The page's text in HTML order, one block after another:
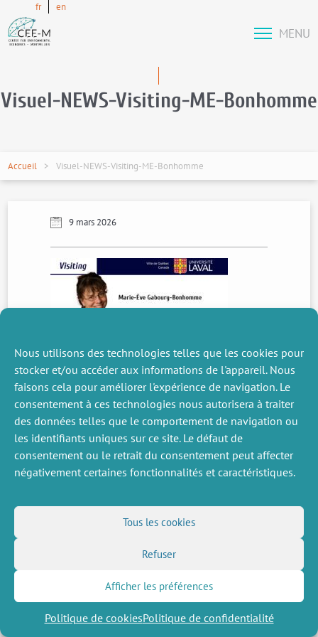
Nous utilisons des technologies telles que les cookies pour
stocker et/ou accéder aux informations de l'appareil. Nous
faisons cela pour améliorer l'expérience de navigation. Le
consentement à ces technologies nous autorisera à traiter
des données telles que le comportement de navigation ou
les identifiants uniques sur ce site. Le défaut de
consentement ou le retrait du consentement peut affecter
négativement certaines fonctionnalités et caractéristiques.
Tous les cookies
Refuser
Afficher les préférences
Politique de cookiesPolitique de confidentialité
fr en
MENU
Visuel-NEWS-Visiting-ME-Bonhomme
Accueil Visuel-NEWS-Visiting-ME-Bonhomme
9 mars 2026
ACTUALITÉS
PRÉCÉDENTE
DIVERS
Offres d’emploi
Job market
NOUS SUIVRE
Flux RSS